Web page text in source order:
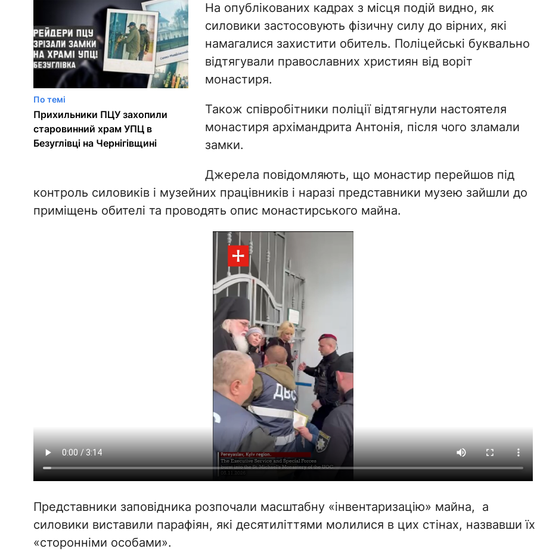
По темі
Прихильники ПЦУ захопили
старовинний храм УПЦ в
Безуглівці на Чернігівщині
На опублікованих кадрах з місця подій видно, як
силовики застосовують фізичну силу до вірних, які
намагалися захистити обитель. Поліцейські буквально
відтягували православних християн від воріт
монастиря.
Також співробітники поліції відтягнули настоятеля
монастиря архімандрита Антонія, після чого зламали
замки.
Джерела повідомляють, що монастир перейшов під
контроль силовиків і музейних працівників і наразі представники музею зайшли до
приміщень обителі та проводять опис монастирського майна.
Представники заповідника розпочали масштабну «інвентаризацію» майна, а
силовики виставили парафіян, які десятиліттями молилися в цих стінах, назвавши їх
«сторонніми особами».